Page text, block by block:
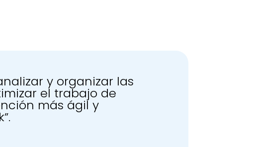
y organizar las
el trabajo de
más ágil y